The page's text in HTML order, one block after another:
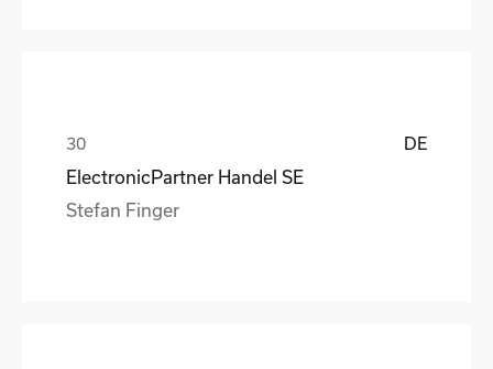
DE
ElectronicPartner Handel SE
Stefan Finger